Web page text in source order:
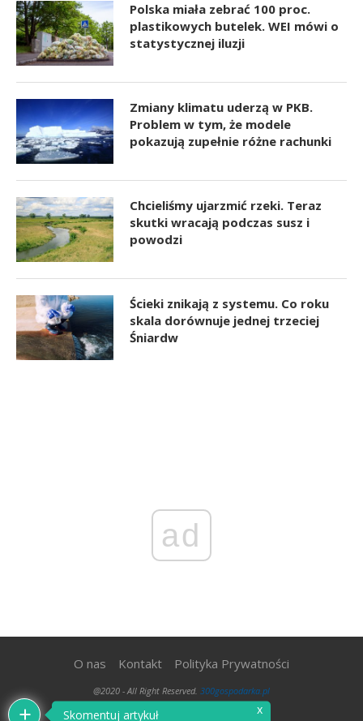
Polska miała zebrać 100 proc.
plastikowych butelek. WEI mówi o
statystycznej iluzji
Zmiany klimatu uderzą w PKB.
Problem w tym, że modele
pokazują zupełnie różne rachunki
Chcieliśmy ujarzmić rzeki. Teraz
skutki wracają podczas susz i
powodzi
Ścieki znikają z systemu. Co roku
skala dorównuje jednej trzeciej
Śniardw
ad
O nas Kontakt Polityka Prywatności
@2020 - All Right Reserved. 300gospodarka.pl
Skomentuj artykuł x